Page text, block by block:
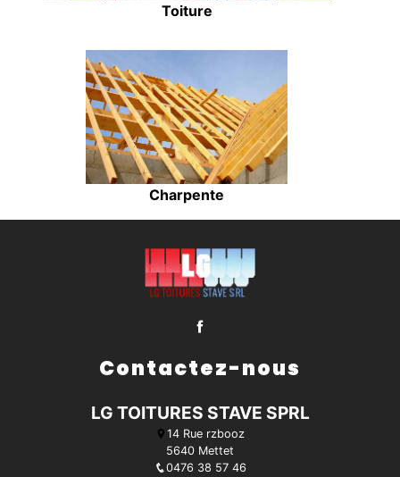
Toiture
Charpente
Contactez-nous
LG TOITURES STAVE SPRL
14 Rue rzbooz
5640 Mettet
0476 38 57 46